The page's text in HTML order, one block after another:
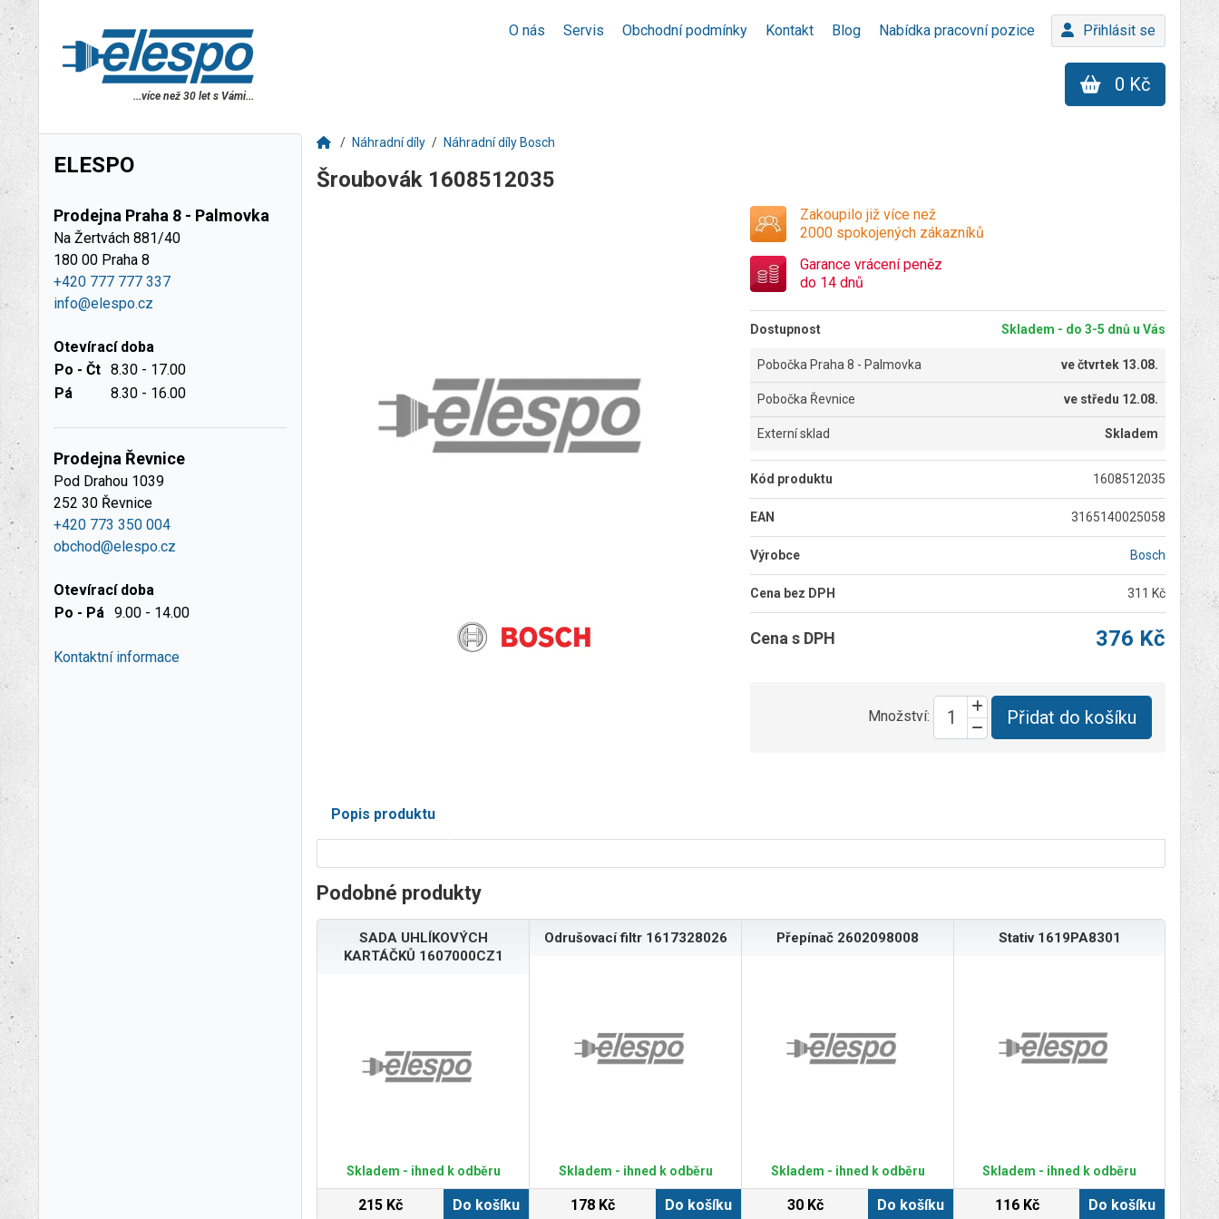
O nás Servis Obchodní podmínky Kontakt Blog Nabídka pracovní pozice Přihlásit se
...více než 30 let s Vámi...
0 Kč
ELESPO
Prodejna Praha 8 - Palmovka
Na Žertvách 881/40
180 00 Praha 8
+420 777 777 337
info@elespo.cz
Otevírací doba
Po - Čt 8.30 - 17.00
Pá
8.30 - 16.00
Prodejna Řevnice
Pod Drahou 1039
252 30 Řevnice
+420 773 350 004
obchod@elespo.cz
Otevírací doba
Po - Pá 9.00 - 14.00
Kontaktní informace
Náhradní díly Náhradní díly Bosch
Šroubovák 1608512035
Zakoupilo již více než
2000 spokojených zákazníků
Garance vrácení peněz
do 14 dnů
Dostupnost Skladem - do 3-5 dnů u Vás
Pobočka Praha 8 - Palmovka večtvrtek 13.08.
Pobočka Řevnice ve středu 12.08.
Externí sklad Skladem
Kód produktu 1608512035
EAN 3165140025058
Výrobce Bosch
Cena bez DPH 311 Kč
Cena s DPH 376 Kč
Množství: Přidat do košíku
Popis produktu
Podobné produkty
SADA UHLÍKOVÝCH
KARTÁČKŮ 1607000CZ1
Skladem - ihned k odběru
215 Kč Do košíku
Odrušovací filtr 1617328026
Skladem - ihned k odběru
178 Kč Do košíku
Přepínač 2602098008
Skladem - ihned k odběru
30 Kč Do košíku
Stativ 1619PA8301
Skladem - ihned k odběru
116 Kč Do košíku